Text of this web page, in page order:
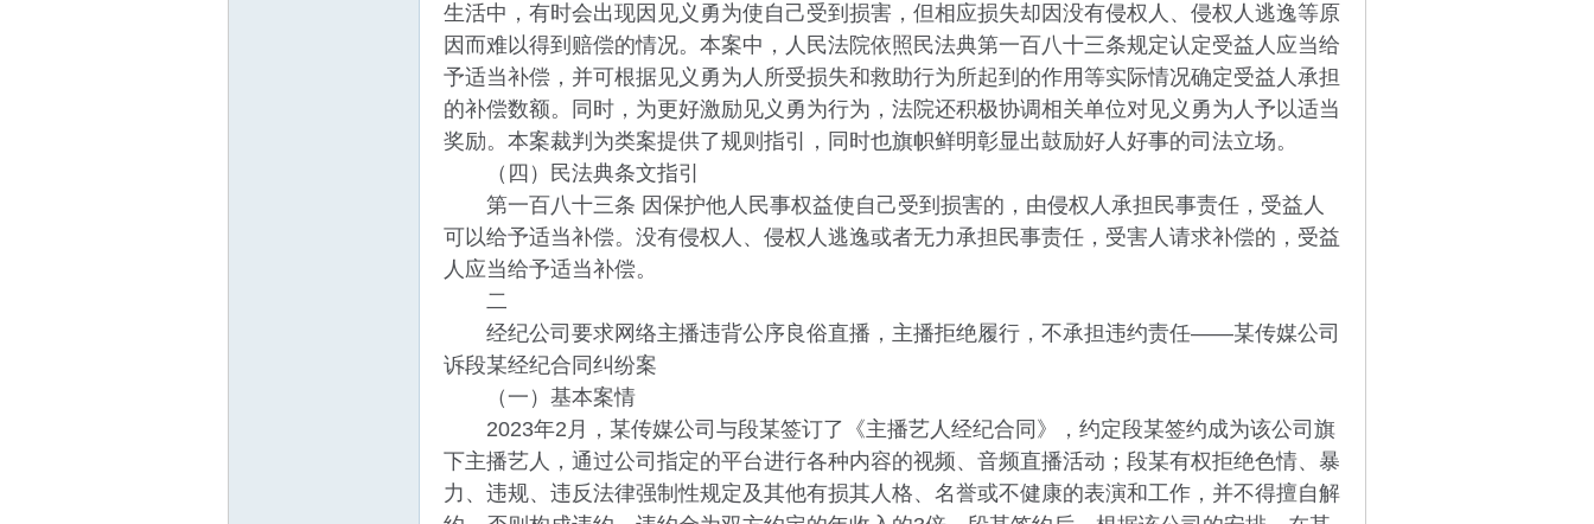
生活中，有时会出现因见义勇为使自己受到损害，但相应损失却因没有侵权人、侵权人逃逸等原
因而难以得到赔偿的情况。本案中，人民法院依照民法典第一百八十三条规定认定受益人应当给
予适当补偿，并可根据见义勇为人所受损失和救助行为所起到的作用等实际情况确定受益人承担
的补偿数额。同时，为更好激励见义勇为行为，法院还积极协调相关单位对见义勇为人予以适当
奖励。本案裁判为类案提供了规则指引，同时也旗帜鲜明彰显出鼓励好人好事的司法立场。
（四）民法典条文指引
第一百八十三条 因保护他人民事权益使自己受到损害的，由侵权人承担民事责任，受益人
可以给予适当补偿。没有侵权人、侵权人逃逸或者无力承担民事责任，受害人请求补偿的，受益
人应当给予适当补偿。
二
经纪公司要求网络主播违背公序良俗直播，主播拒绝履行，不承担违约责任——某传媒公司
诉段某经纪合同纠纷案
（一）基本案情
2023年2月，某传媒公司与段某签订了《主播艺人经纪合同》，约定段某签约成为该公司旗
下主播艺人，通过公司指定的平台进行各种内容的视频、音频直播活动；段某有权拒绝色情、暴
力、违规、违反法律强制性规定及其他有损其人格、名誉或不健康的表演和工作，并不得擅自解